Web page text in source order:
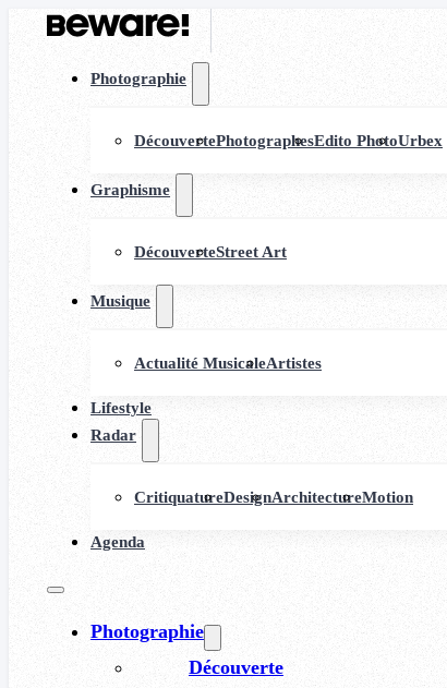
Photographie
DécouvertePhotographesEdito PhotoUrbex
Graphisme
DécouverteStreet Art
Musique
Actualité MusicaleArtistes
Lifestyle
Radar
CritiquatureDesignArchitectureMotion
Agenda
Photographie
Découverte